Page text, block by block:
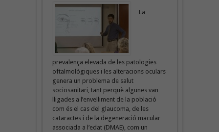
La
prevalença elevada de les patologies
oftalmològiques i les alteracions oculars
genera un problema de salut
sociosanitari, tant perquè algunes van
lligades a l’envelliment de la població
com és el cas del glaucoma, de les
cataractes i de la degeneració macular
associada a l’edat (DMAE), com un